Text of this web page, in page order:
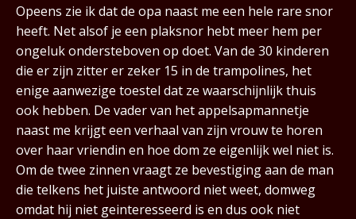
Opeens zie ik dat de opa naast me een hele rare snor
heeft. Net alsof je een plaksnor hebt meer hem per
ongeluk ondersteboven op doet. Van de 30 kinderen
die er zijn zitter er zeker 15 in de trampolines, het
enige aanwezige toestel dat ze waarschijnlijk thuis
ook hebben. De vader van het appelsapmannetje
naast me krijgt een verhaal van zijn vrouw te horen
over haar vriendin en hoe dom ze eigenlijk wel niet is.
Om de twee zinnen vraagt ze bevestiging aan de man
die telkens het juiste antwoord niet weet, domweg
omdat hij niet geinteresseerd is en dus ook niet